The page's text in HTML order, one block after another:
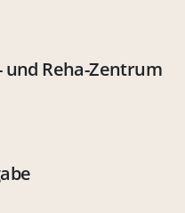
und Reha-Zentrum